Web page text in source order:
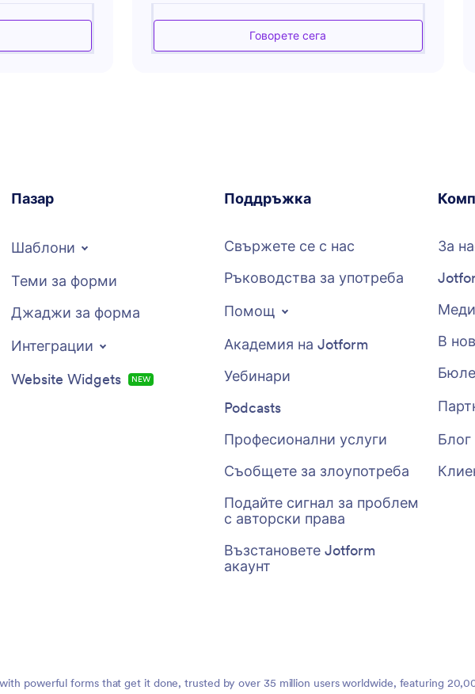
за продажбени
с
процесите, решаване на клиенто-ориентирани
проблеми и повишаване на стандартите за
съобразяват с нуждите на вашия бизнес за
Говорете сега
Пазар
Шаблони
Теми за форми
Джаджи за форма
Интеграции
Website Widgets
NEW
Поддръжка
Свържете се с нас
Ръководства за употреба
Помощ
Академия на Jotform
Уебинари
Podcasts
Професионални услуги
Съобщете за злоупотреба
Подайте сигнал за проблем
с авторски права
Възстановете Jotform
акаунт
За
В
Блог
powerful forms that get it done, trusted by over 35 million users worldwide, featuring